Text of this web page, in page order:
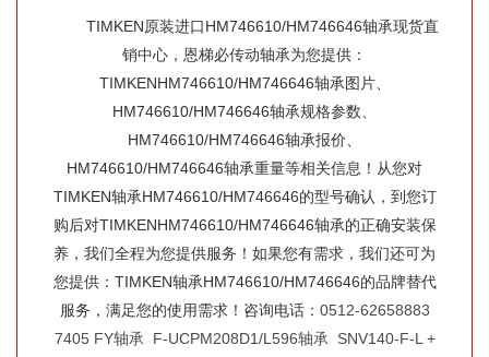
TIMKEN原装进口HM746610/HM746646轴承现货直
销中心，恩梯必传动轴承为您提供：
TIMKENHM746610/HM746646轴承图片、
HM746610/HM746646轴承规格参数、
HM746610/HM746646轴承报价、
HM746610/HM746646轴承重量等相关信息！从您对
TIMKEN轴承HM746610/HM746646的型号确认，到您订
购后对TIMKENHM746610/HM746646轴承的正确安装保
养，我们全程为您提供服务！如果您有需求，我们还可为
您提供：TIMKEN轴承HM746610/HM746646的品牌替代
服务，满足您的使用需求！咨询电话： 0512-62658883
7405 FY轴承 F-UCPM208D1/L596轴承 SNV140-F-L +